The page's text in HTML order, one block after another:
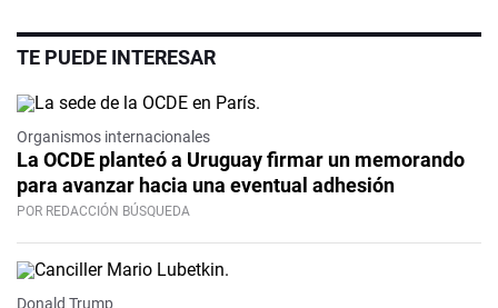
TE PUEDE INTERESAR
Organismos internacionales
La OCDE planteó a Uruguay firmar un memorando
para avanzar hacia una eventual adhesión
POR REDACCIÓN BÚSQUEDA
Donald Trump